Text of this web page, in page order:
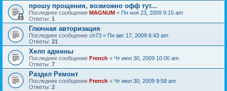
прошу прощения, возможно офф тут...
Последнее сообщение MAGNUM « Пн ноя 23, 2009 9:15 am
Ответы: 1
Глючная авторизация
Последнее сообщение ch73 « Пн авг 17, 2009 6:43 am
Ответы: 21
Хелп админы
Последнее сообщение French « Чт июл 30, 2009 10:00 am
Ответы: 7
Раздел Ремонт
Последнее сообщение French « Чт июл 30, 2009 9:58 am
Ответы: 2